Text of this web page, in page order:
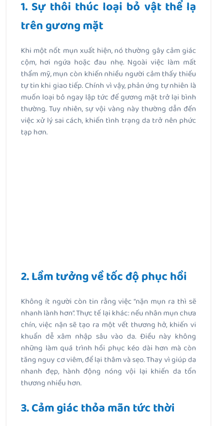
1. Sự thôi thúc loại bỏ vật thể lạ
trên gương mặt
Khi một nốt mụn xuất hiện, nó thường gây cảm giác
cộm, hơi ngứa hoặc đau nhẹ. Ngoài việc làm mất
thẩm mỹ, mụn còn khiến nhiều người cảm thấy thiếu
tự tin khi giao tiếp. Chính vì vậy, phản ứng tự nhiên là
muốn loại bỏ ngay lập tức để gương mặt trở lại bình
thường. Tuy nhiên, sự vội vàng này thường dẫn đến
việc xử lý sai cách, khiến tình trạng da trở nên phức
tạp hơn.
2. Lầm tưởng về tốc độ phục hồi
Không ít người còn tin rằng việc “nặn mụn ra thì sẽ
nhanh lành hơn”. Thực tế lại khác: nếu nhân mụn chưa
chín, việc nặn sẽ tạo ra một vết thương hở, khiến vi
khuẩn dễ xâm nhập sâu vào da. Điều này không
những làm quá trình hồi phục kéo dài hơn mà còn
tăng nguy cơ viêm, để lại thâm và sẹo. Thay vì giúp da
nhanh đẹp, hành động nóng vội lại khiến da tổn
thương nhiều hơn.
3. Cảm giác thỏa mãn tức thời